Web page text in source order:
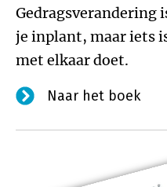
Gedragsverandering
je inplant, maar iets
met elkaar doet.
Naar het boek